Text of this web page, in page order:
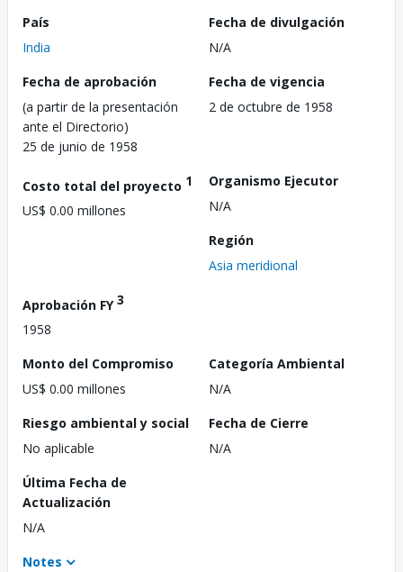
País
India
Fecha de divulgación
N/A
Fecha de aprobación
(a partir de la presentación
ante el Directorio)
25 de junio de 1958
Fecha de vigencia
2 de octubre de 1958
Costo total del proyecto 1
US$ 0.00 millones
Organismo Ejecutor
N/A
Región
Asia meridional
Aprobación FY3
1958
Monto del Compromiso
US$ 0.00 millones
Categoría Ambiental
N/A
Riesgo ambiental y social
No aplicable
Fecha de Cierre
N/A
Última Fecha de
Actualización
N/A
Notes